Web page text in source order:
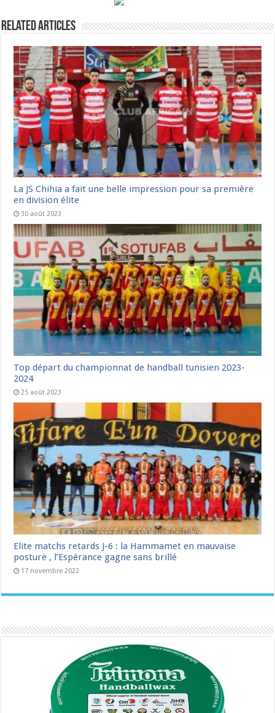
Related Articles
La JS Chihia a fait une belle impression pour sa première
en division élite
30 août 2023
Top départ du championnat de handball tunisien 2023-
2024
25 août 2023
Elite matchs retards J-6 : la Hammamet en mauvaise
posture , l’Espérance gagne sans brillé
17 novembre 2022